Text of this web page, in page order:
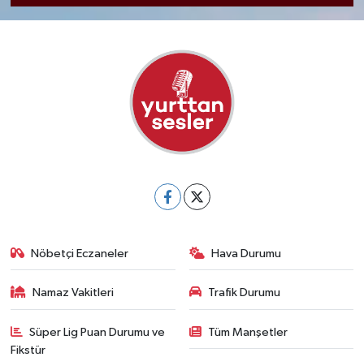
Nöbetçi Eczaneler Hava Durumu
Namaz Vakitleri Trafik Durumu
Süper Lig Puan Durumu ve
Fikstür
Tüm Manşetler